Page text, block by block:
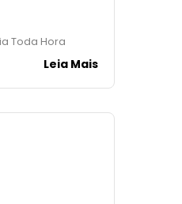
Toda Hora
Leia Mais